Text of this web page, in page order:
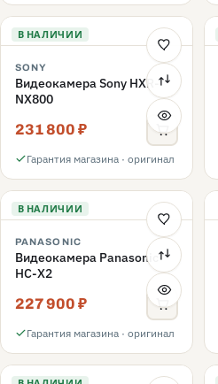
В НАЛИЧИИ
SONY
Видеокамера Sony HXR-
NX800
231 800 ₽
Гарантия магазина · оригинал
В НАЛИЧИИ
PANASONIC
Видеокамера Panasonic
HC-X2
227 900 ₽
Гарантия магазина · оригинал